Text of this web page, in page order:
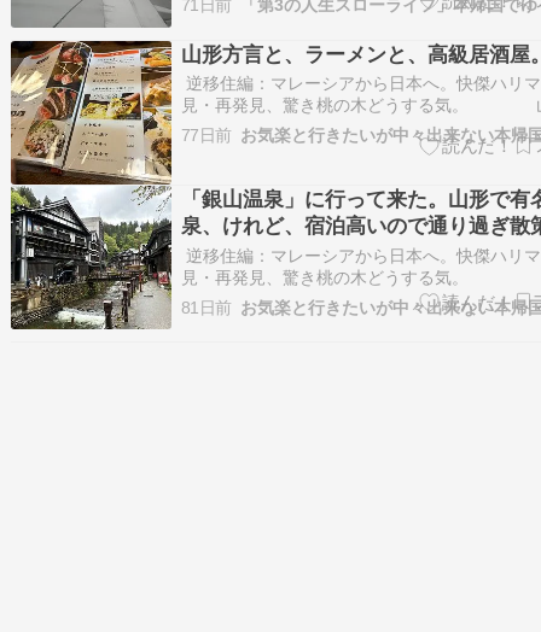
という街へ飛ぶ。あるひょんなことからスマ
東に位置する「メダン」という街に行ってきた
2026年、そ…
71日前
山形方言と、ラーメンと、高級居酒屋
逆移住編：マレーシアから日本へ。快傑ハリ
見・再発見、驚き桃の木どうする気。
と、ラーメンと、高級居酒屋。山形に、実家の
の墓があり、5月連休後に行って来た。詳しい
に、あれほ…
77日前
「銀山温泉」に行って来た。山形で有
泉、けれど、宿泊高いので通り過ぎ散
逆移住編：マレーシアから日本へ。快傑ハリ
見・再発見、驚き桃の木どうする気。
温泉」に行って来た。山形で有名温泉、けれど
いので通り過ぎ散策。銀山温泉公式サイトから
81日前